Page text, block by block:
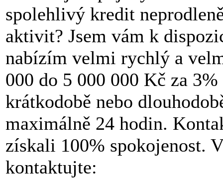
spolehlivý kredit
aktivit? Jsem vám k
nabízím velmi rychlý a
000 do 5 000 000 Kč za
krátkodobě nebo
maximálně 24 hodin.
získali 100% spokojenost.
kontaktujte: